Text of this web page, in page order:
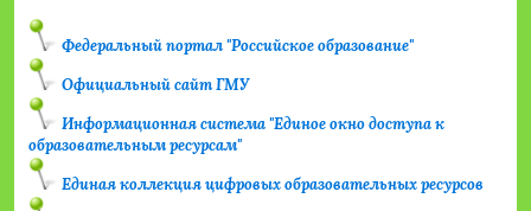
Федеральный портал "Российское образование"
Официальный сайт ГМУ
Информационная система "Единое окно доступа к
образовательным ресурсам"
Единая коллекция цифровых образовательных ресурсов